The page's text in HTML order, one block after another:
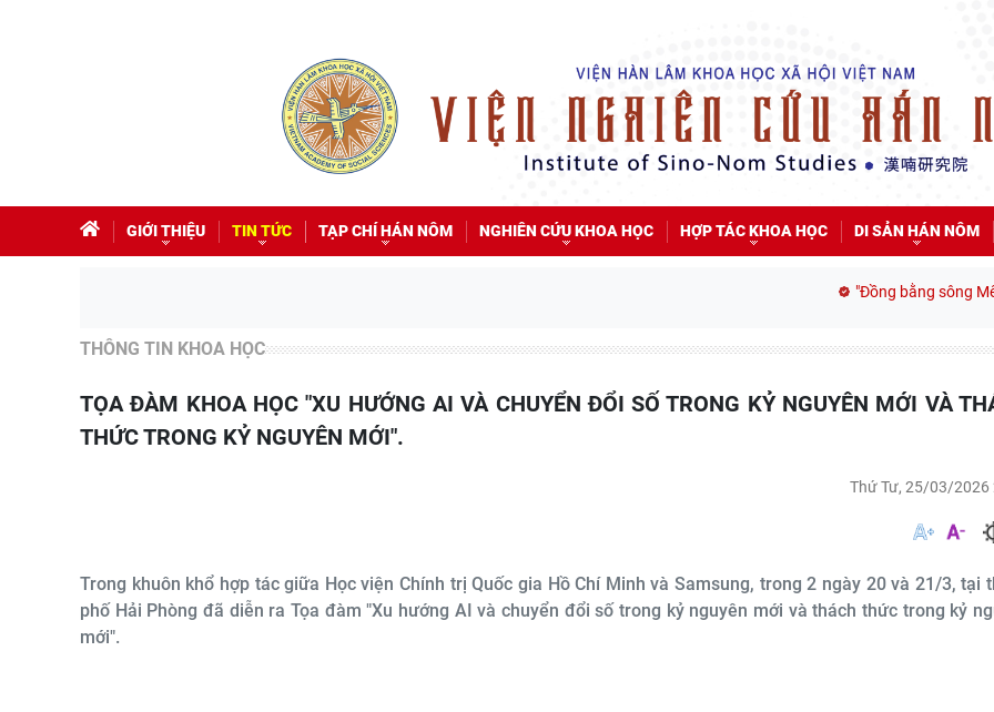
GIỚI THIỆU TIN TỨC TẠP CHÍ HÁN NÔM NGHIÊN CỨU KHOA HỌC HỢP TÁC KHOA HỌC DI SẢN HÁN NÔM
"Đồng bằng sông Mê Kông
THÔNG TIN KHOA HỌC
TỌA ĐÀM KHOA HỌC "XU HƯỚNG AI VÀ CHUYỂN ĐỔI SỐ TRONG KỶ NGUYÊN MỚI VÀ THÁCH
THỨC TRONG KỶ NGUYÊN MỚI".
Thứ Tư, 25/03/2026
Trong khuôn khổ hợp tác giữa Học viện Chính trị Quốc gia Hồ Chí Minh và Samsung, trong 2 ngày 20 và 21/3, tại
phố Hải Phòng đã diễn ra Tọa đàm "Xu hướng AI và chuyển đổi số trong kỷ nguyên mới và thách thức trong kỷ
mới".